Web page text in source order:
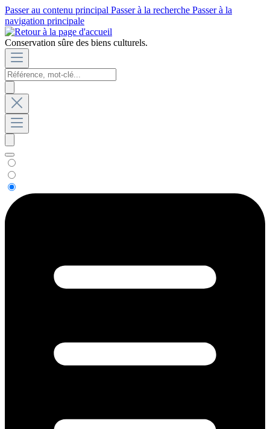
Passer au contenu principal Passer à la recherche Passer à la
navigation principale
Conservation sûre des biens culturels.